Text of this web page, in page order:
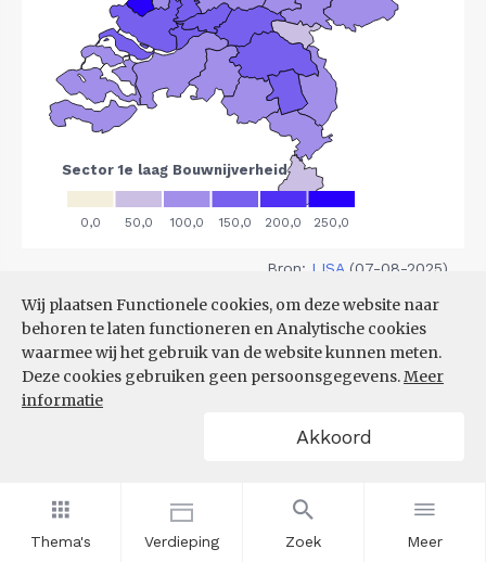
Thema's Verdieping Zoek Meer
Wij plaatsen Functionele cookies, om deze website naar
behoren te laten functioneren en Analytische cookies
waarmee wij het gebruik van de website kunnen meten.
Deze cookies gebruiken geen persoonsgegevens.Meer
informatie
Akkoord
Bron: LISA (07-08-2025)
VESTIGINGEN PER
GROOTTEKLASSE PER 10.000
INWONERS, NAAR
SPEERPUNTSECTOR EN REGIO
Filters